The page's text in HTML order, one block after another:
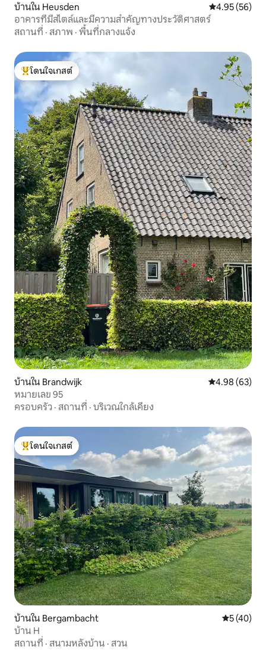
บ้านใน Heusden คะแนนเฉลี่ย
4.95 (56)
อาคารที่มีสไตล์และมีความสำคัญทางประวัติศาสตร์
สถานที่ · สภาพ · พื้นที่กลางแจ้ง
โดนใจเกสต์ที่สุด
โดนใจเกสต์
บ้านใน Brandwijk คะแนนเฉลี่ย
4.98 (63)
หมายเลข 95
ครอบครัว · สถานที่ · บริเวณใกล้เคียง
โดนใจเกสต์ที่สุด
โดนใจเกสต์
บ้านใน Bergambacht คะแนนเฉลี่
5 (40)
บ้าน H
สถานที่ · สนามหลังบ้าน · สวน